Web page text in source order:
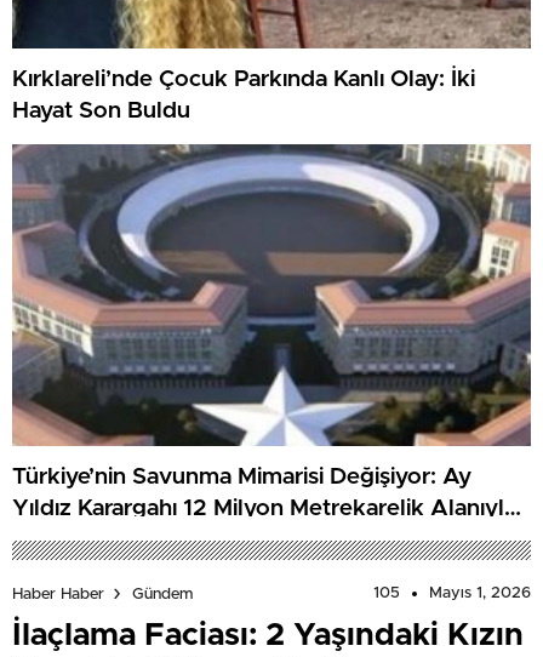
Kırklareli’nde Çocuk Parkında Kanlı Olay: İki
Hayat Son Buldu
Türkiye’nin Savunma Mimarisi Değişiyor: Ay
Yıldız Karargahı 12 Milyon Metrekarelik Alanıyla
Geliyor!
Haber Haber Gündem 105 Mayıs 1, 2026
İlaçlama Faciası: 2 Yaşındaki Kızın